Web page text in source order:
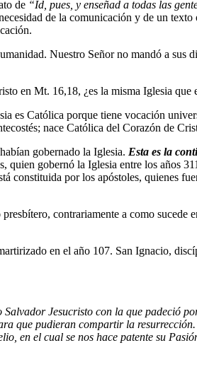
de “Id, pues, y enseñad a todas las
de la comunicación y de un
Nuestro Señor no mandó a sus
en Mt. 16,18, ¿es la misma Iglesia que
es Católica porque tiene vocación
nace Católica del Corazón de
gobernado la Iglesia. Esta es la
gobernó la Iglesia entre los años
constituida por los apóstoles, quienes
contrariamente a como sucede
en el año 107. San Ignacio,
Jesucristo con la que padeció
que pudieran compartir la
en el cual se nos hace patente su